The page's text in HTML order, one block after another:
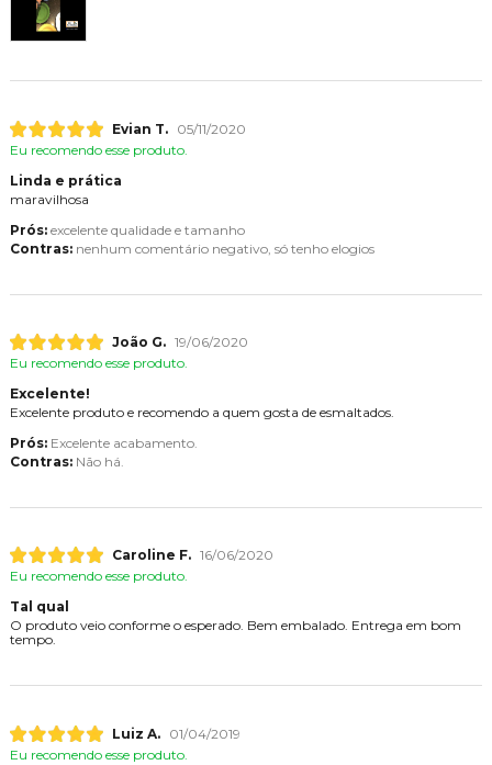
Evian T.
05/11/2020
Eu recomendo esse produto.
Linda e prática
maravilhosa
Prós: excelente qualidade e tamanho
Contras: nenhum comentário negativo, só tenho elogios
João G. 19/06/2020
Eu recomendo esse produto.
Excelente!
Excelente produto e recomendo a quem gosta de esmaltados.
Prós: Excelente acabamento.
Contras: Não há.
Caroline F. 16/06/2020
Eu recomendo esse produto.
Tal qual
O produto veio conforme o esperado. Bem embalado. Entrega em bom
tempo.
Luiz A.
01/04/2019
Eu recomendo esse produto.